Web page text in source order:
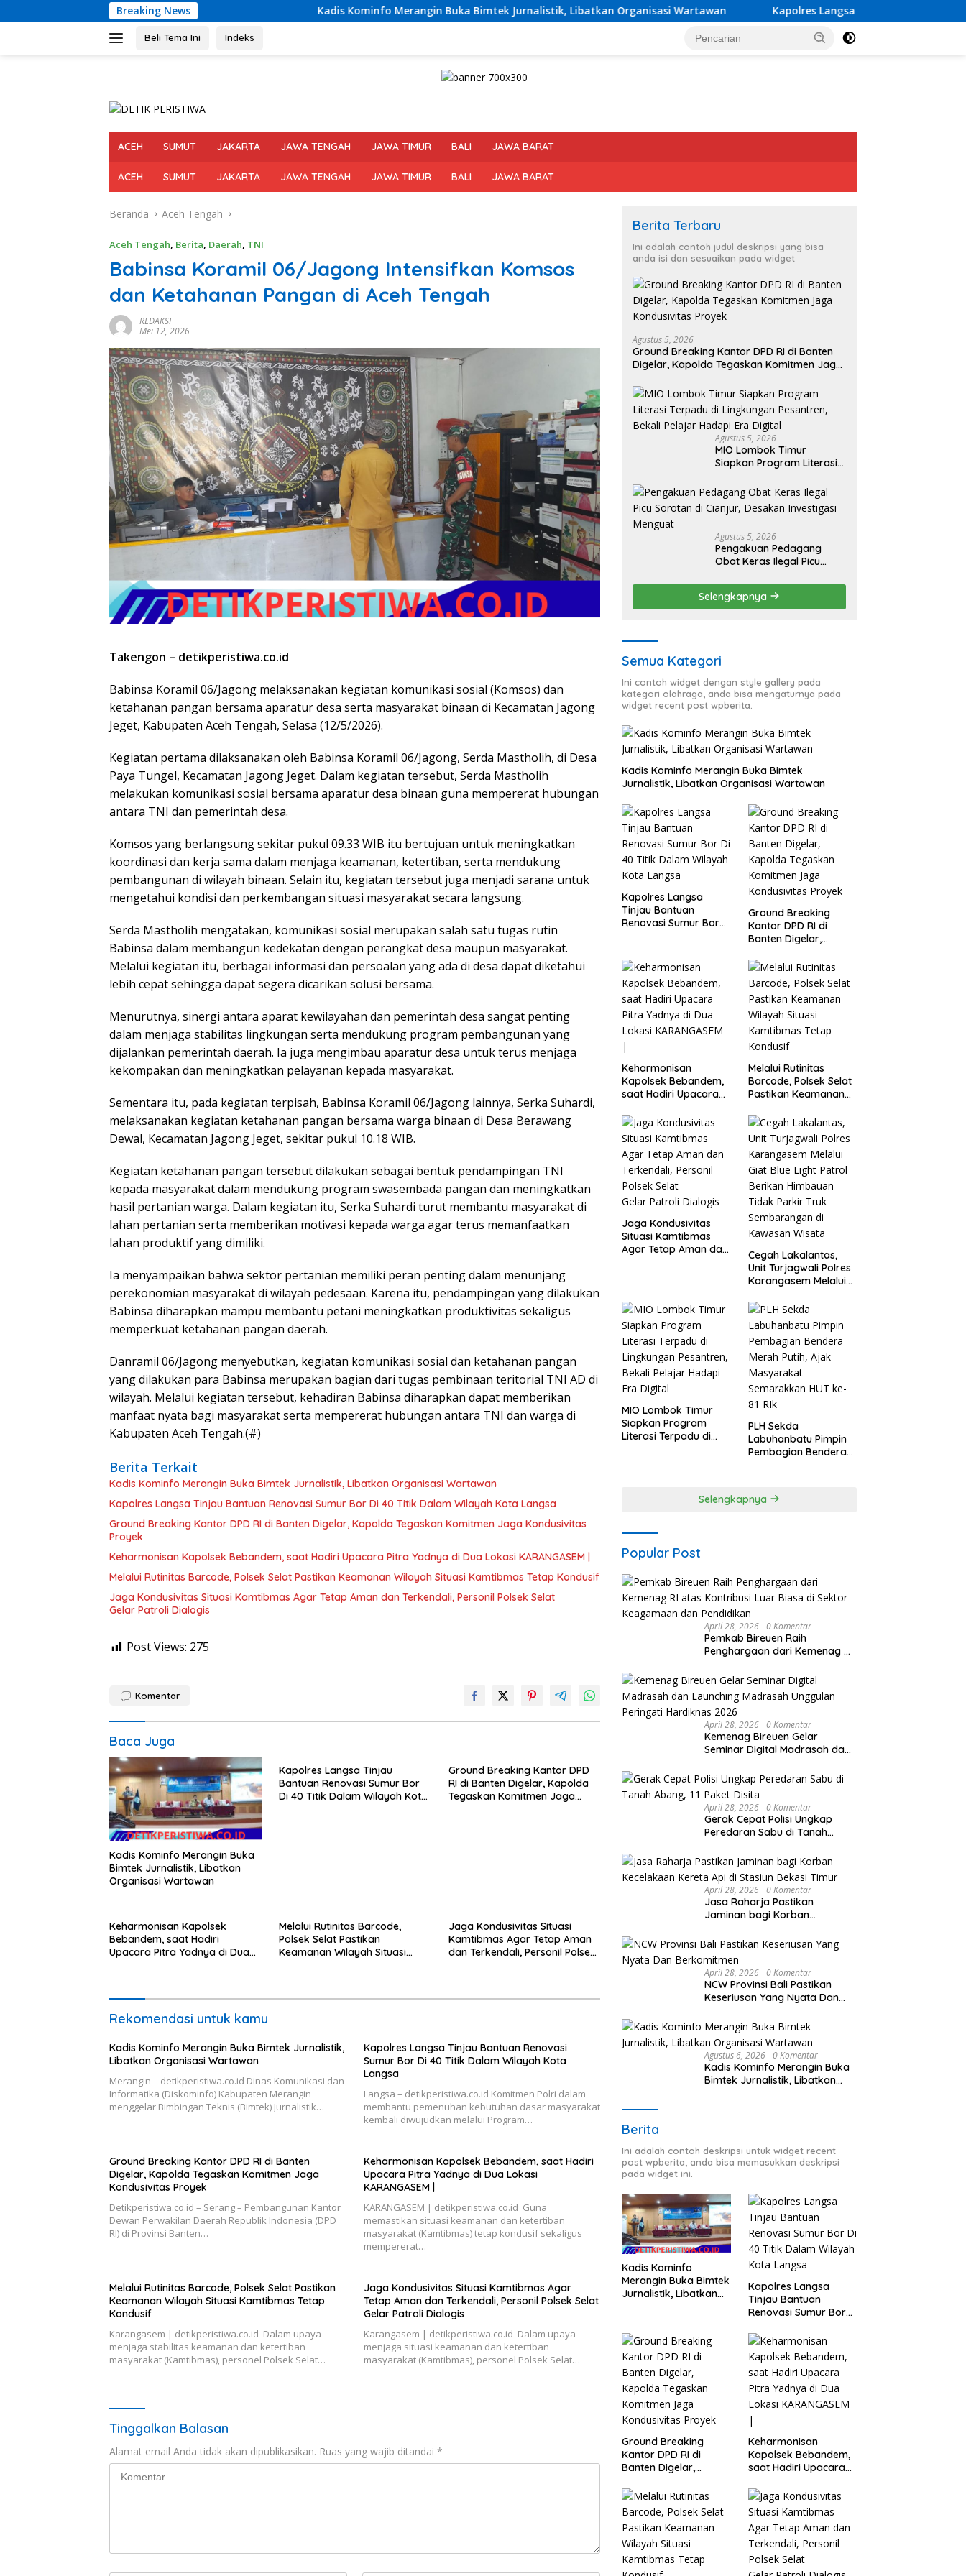
ke
Breaking News Kadis Kominfo Merangin Buka Bimtek Jurnalistik, Libatkan Organisasi Wartawan Kapolres Langsa Tinjau Bantuan Renovasi Sumur
Beli Tema Ini Indeks
ACEH SUMUT JAKARTA JAWA TENGAH JAWA TIMUR BALI JAWA BARAT
ACEH SUMUT JAKARTA JAWA TENGAH JAWA TIMUR BALI JAWA BARAT
Beranda Aceh Tengah
Aceh Tengah Berita Daerah TNI
Babinsa Koramil 06/Jagong Intensifkan Komsos
dan Ketahanan Pangan di Aceh Tengah
REDAKSI
Mei 12, 2026
Takengon – detikperistiwa.co.id
Babinsa Koramil 06/Jagong melaksanakan kegiatan komunikasi sosial (Komsos) dan
ketahanan pangan bersama aparatur desa serta masyarakat binaan di Kecamatan Jagong
Jeget, Kabupaten Aceh Tengah, Selasa (12/5/2026).
Kegiatan pertama dilaksanakan oleh Babinsa Koramil 06/Jagong, Serda Mastholih, di Desa
Paya Tungel, Kecamatan Jagong Jeget. Dalam kegiatan tersebut, Serda Mastholih
melakukan komunikasi sosial bersama aparatur desa binaan guna mempererat hubungan
antara TNI dan pemerintah desa.
Komsos yang berlangsung sekitar pukul 09.33 WIB itu bertujuan untuk meningkatkan
koordinasi dan kerja sama dalam menjaga keamanan, ketertiban, serta mendukung
pembangunan di wilayah binaan. Selain itu, kegiatan tersebut juga menjadi sarana untuk
mengetahui kondisi dan perkembangan situasi masyarakat secara langsung.
Serda Mastholih mengatakan, komunikasi sosial merupakan salah satu tugas rutin
Babinsa dalam membangun kedekatan dengan perangkat desa maupun masyarakat.
Melalui kegiatan itu, berbagai informasi dan persoalan yang ada di desa dapat diketahui
lebih cepat sehingga dapat segera dicarikan solusi bersama.
Menurutnya, sinergi antara aparat kewilayahan dan pemerintah desa sangat penting
dalam menjaga stabilitas lingkungan serta mendukung program pembangunan yang
dijalankan pemerintah daerah. Ia juga mengimbau aparatur desa untuk terus menjaga
kekompakan dan meningkatkan pelayanan kepada masyarakat.
Sementara itu, pada kegiatan terpisah, Babinsa Koramil 06/Jagong lainnya, Serka Suhardi,
melaksanakan kegiatan ketahanan pangan bersama warga binaan di Desa Berawang
Dewal, Kecamatan Jagong Jeget, sekitar pukul 10.18 WIB.
Kegiatan ketahanan pangan tersebut dilakukan sebagai bentuk pendampingan TNI
kepada masyarakat dalam mendukung program swasembada pangan dan meningkatkan
hasil pertanian warga. Dalam kegiatan itu, Serka Suhardi turut membantu masyarakat di
lahan pertanian serta memberikan motivasi kepada warga agar terus memanfaatkan
lahan produktif yang dimiliki.
Ia menyampaikan bahwa sektor pertanian memiliki peran penting dalam menunjang
perekonomian masyarakat di wilayah pedesaan. Karena itu, pendampingan yang dilakukan
Babinsa diharapkan mampu membantu petani meningkatkan produktivitas sekaligus
memperkuat ketahanan pangan daerah.
Danramil 06/Jagong menyebutkan, kegiatan komunikasi sosial dan ketahanan pangan
yang dilakukan para Babinsa merupakan bagian dari tugas pembinaan teritorial TNI AD di
wilayah. Melalui kegiatan tersebut, kehadiran Babinsa diharapkan dapat memberikan
manfaat nyata bagi masyarakat serta mempererat hubungan antara TNI dan warga di
Kabupaten Aceh Tengah.(#)
Berita Terkait
Kadis Kominfo Merangin Buka Bimtek Jurnalistik, Libatkan Organisasi Wartawan
Kapolres Langsa Tinjau Bantuan Renovasi Sumur Bor Di 40 Titik Dalam Wilayah Kota Langsa
Ground Breaking Kantor DPD RI di Banten Digelar, Kapolda Tegaskan Komitmen Jaga Kondusivitas
Proyek
Keharmonisan Kapolsek Bebandem, saat Hadiri Upacara Pitra Yadnya di Dua Lokasi ​KARANGASEM |
Melalui Rutinitas Barcode, Polsek Selat Pastikan Keamanan Wilayah Situasi Kamtibmas Tetap Kondusif
Jaga Kondusivitas Situasi Kamtibmas Agar Tetap Aman dan Terkendali, Personil Polsek Selat
Gelar Patroli Dialogis
Post Views: 275
Komentar
Baca Juga
Kadis Kominfo Merangin Buka
Bimtek Jurnalistik, Libatkan
Organisasi Wartawan
Kapolres Langsa Tinjau
Bantuan Renovasi Sumur Bor
Di 40 Titik Dalam Wilayah Kota
Ground Breaking Kantor DPD
RI di Banten Digelar, Kapolda
Tegaskan Komitmen Jaga
Keharmonisan Kapolsek
Bebandem, saat Hadiri
Upacara Pitra Yadnya di Dua
Melalui Rutinitas Barcode,
Polsek Selat Pastikan
Keamanan Wilayah Situasi
Jaga Kondusivitas Situasi
Kamtibmas Agar Tetap Aman
dan Terkendali, Personil Polsek
Rekomendasi untuk kamu
Kadis Kominfo Merangin Buka Bimtek Jurnalistik,
Libatkan Organisasi Wartawan
Merangin – detikperistiwa.co.id Dinas Komunikasi dan
Informatika (Diskominfo) Kabupaten Merangin
menggelar Bimbingan Teknis (Bimtek) Jurnalistik…
Kapolres Langsa Tinjau Bantuan Renovasi
Sumur Bor Di 40 Titik Dalam Wilayah Kota
Langsa
Langsa – detikperistiwa.co.id Komitmen Polri dalam
membantu pemenuhan kebutuhan dasar masyarakat
kembali diwujudkan melalui Program…
Ground Breaking Kantor DPD RI di Banten
Digelar, Kapolda Tegaskan Komitmen Jaga
Kondusivitas Proyek
Detikperistiwa.co.id – Serang – Pembangunan Kantor
Dewan Perwakilan Daerah Republik Indonesia (DPD
RI) di Provinsi Banten…
Keharmonisan Kapolsek Bebandem, saat Hadiri
Upacara Pitra Yadnya di Dua Lokasi ​
KARANGASEM |
KARANGASEM | detikperistiwa.co.id Guna
memastikan situasi keamanan dan ketertiban
masyarakat (Kamtibmas) tetap kondusif sekaligus
mempererat…
Melalui Rutinitas Barcode, Polsek Selat Pastikan
Keamanan Wilayah Situasi Kamtibmas Tetap
Kondusif
Karangasem | detikperistiwa.co.id Dalam upaya
menjaga stabilitas keamanan dan ketertiban
masyarakat (Kamtibmas), personel Polsek Selat…
Jaga Kondusivitas Situasi Kamtibmas Agar
Tetap Aman dan Terkendali, Personil Polsek Selat
Gelar Patroli Dialogis
Karangasem | detikperistiwa.co.id Dalam upaya
menjaga situasi keamanan dan ketertiban
masyarakat (Kamtibmas), personel Polsek Selat…
Tinggalkan Balasan
Alamat email Anda tidak akan dipublikasikan. Ruas yang wajib ditandai *
Berita Terbaru
Ini adalah contoh judul deskripsi yang bisa
anda isi dan sesuaikan pada widget
Agustus 5, 2026
Ground Breaking Kantor DPD RI di Banten
Digelar, Kapolda Tegaskan Komitmen Jaga
Agustus 5, 2026
MIO Lombok Timur
Siapkan Program Literasi
Pesantren, Bekali Pelajar
Hadapi Era Digital
Agustus 5, 2026
Pengakuan Pedagang
Obat Keras Ilegal Picu
Desakan Investigasi
Menguat
Selengkapnya
Semua Kategori
Ini contoh widget dengan style gallery pada
kategori olahraga, anda bisa mengaturnya pada
widget recent post wpberita.
Kadis Kominfo Merangin Buka Bimtek
Jurnalistik, Libatkan Organisasi Wartawan
Kapolres Langsa
Tinjau Bantuan
Renovasi Sumur Bor
Ground Breaking
Kantor DPD RI di
Banten Digelar,
Komitmen Jaga
Kondusivitas Proyek
Keharmonisan
Kapolsek Bebandem,
saat Hadiri Upacara
Lokasi ​KARANGASEM |
Melalui Rutinitas
Barcode, Polsek Selat
Pastikan Keamanan
Kamtibmas Tetap
Kondusif
Jaga Kondusivitas
Situasi Kamtibmas
Agar Tetap Aman dan
Cegah Lakalantas,
Unit Turjagwali Polres
Karangasem Melalui
Berikan Himbauan
Tidak Parkir Truk
Sembarangan di
Kawasan Wisata
MIO Lombok Timur
Siapkan Program
Literasi Terpadu di
PLH Sekda
Labuhanbatu Pimpin
Pembagian Bendera
81 RIk
Selengkapnya
Popular Post
April 28, 2026 0 Komentar
Pemkab Bireuen Raih
Penghargaan dari Kemenag RI
Sektor Keagamaan dan
Pendidikan
April 28, 2026 0 Komentar
Kemenag Bireuen Gelar
Seminar Digital Madrasah dan
Peringati Hardiknas 2026
April 28, 2026 0 Komentar
Gerak Cepat Polisi Ungkap
Peredaran Sabu di Tanah
April 28, 2026 0 Komentar
Jasa Raharja Pastikan
Jaminan bagi Korban
Stasiun Bekasi Timur
April 28, 2026 0 Komentar
NCW Provinsi Bali Pastikan
Keseriusan Yang Nyata Dan
Agustus 6, 2026 0 Komentar
Kadis Kominfo Merangin Buka
Bimtek Jurnalistik, Libatkan
Berita
Ini adalah contoh deskripsi untuk widget recent
post wpberita, anda bisa memasukkan deskripsi
pada widget ini.
Kadis Kominfo
Merangin Buka Bimtek
Jurnalistik, Libatkan
Kapolres Langsa
Tinjau Bantuan
Renovasi Sumur Bor
Wilayah Kota Langsa
Ground Breaking
Kantor DPD RI di
Banten Digelar,
Komitmen Jaga
Kondusivitas Proyek
Keharmonisan
Kapolsek Bebandem,
saat Hadiri Upacara
Lokasi ​KARANGASEM |